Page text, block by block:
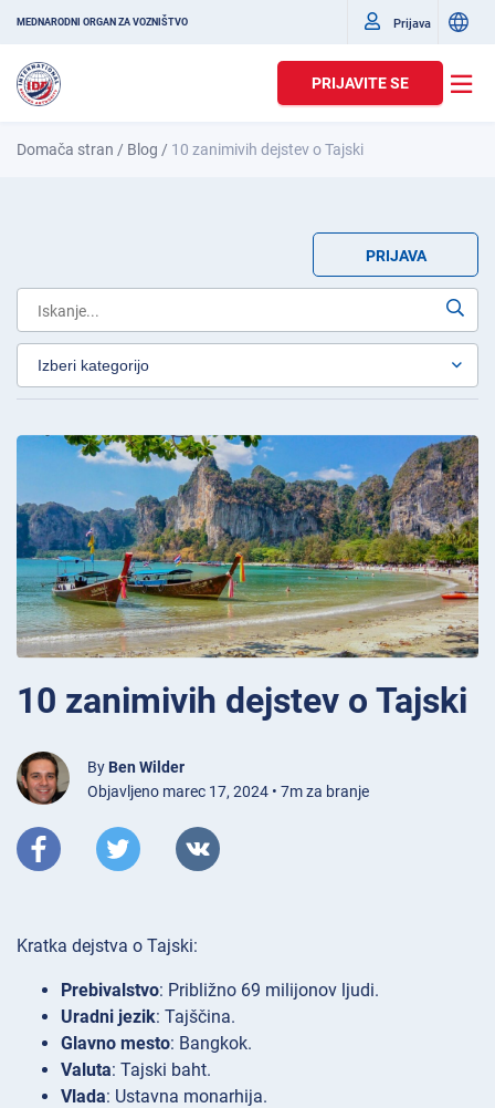
MEDNARODNI ORGAN ZA VOZNIŠTVO Prijava
PRIJAVITE SE
Domača stran / Blog / 10 zanimivih dejstev o Tajski
PRIJAVA
10 zanimivih dejstev o Tajski
By Ben Wilder
Objavljeno marec 17, 2024 • 7m za branje
Kratka dejstva o Tajski:
Prebivalstvo: Približno 69 milijonov ljudi.
Uradni jezik: Tajščina.
Glavno mesto: Bangkok.
Valuta: Tajski baht.
Vlada: Ustavna monarhija.